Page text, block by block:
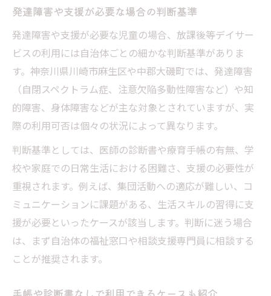
利用開始までに必要な書類と手順整理
放課後等デイサービス申請時の必須書類一
覧
マイナンバーや印鑑など備えるべきもの
意見書や支援計画案の書き方のコツ
申請から利用開始までの流れを時系列で紹
お子さまに合う支援内容の選び方ガイド
放課後等デイサービスの個別支援計画の考
え方
お子さまの特性に合わせた支援内容の選定
法
発達障害や支援が必要な場合の判断基準
発達障害や支援が必要な児童の場合、放課後等デイサー
ビスの利用には自治体ごとの細かな判断基準がありま
す。神奈川県川崎市麻生区や中郡大磯町では、発達障害
（自閉スペクトラム症、注意欠陥多動性障害など）や知
的障害、身体障害などが主な対象とされていますが、実
際の利用可否は個々の状況によって異なります。
判断基準としては、医師の診断書や療育手帳の有無、学
校や家庭での日常生活における困難さ、支援の必要性が
重視されます。例えば、集団活動への適応が難しい、コ
ミュニケーションに課題がある、生活スキルの習得に支
援が必要といったケースが該当します。判断に迷う場合
は、まず自治体の福祉窓口や相談支援専門員に相談する
ことが推奨されます。